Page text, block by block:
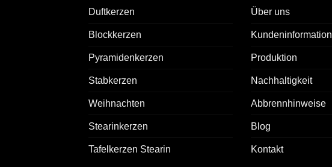
Duftkerzen
Blockkerzen
Pyramidenkerzen
Stabkerzen
Weihnachten
Stearinkerzen
Tafelkerzen Stearin
Über uns
Kundeninformation
Produktion
Nachhaltigkeit
Abbrennhinweise
Blog
Kontakt